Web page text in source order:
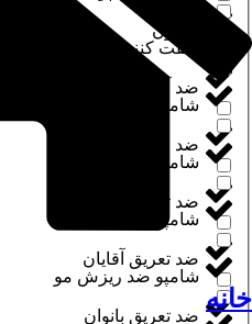
صابون
ضد آفتاب
ضد التهاب
ضد ترک و اسکار
ضد تعریق آقایان
ضد تعریق بانوان
سفت کننده صورت
شامپو
شامپو بدن
شامپو بدون سولفات
شامپو ضد ریزش مو
خانه